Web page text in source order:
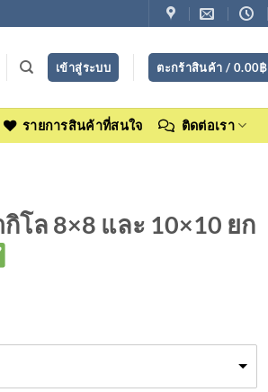
เข้าสู่ระบบ ตะกร้าสินค้า / 0.00฿
รายการสินค้าที่สนใจ ติดต่อเรา
โล 8×8 และ 10×10 ยก